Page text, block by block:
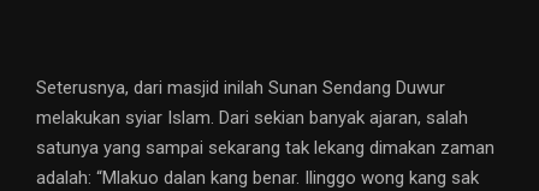
Seterusnya, dari masjid inilah Sunan Sendang Duwur
melakukan syiar Islam. Dari sekian banyak ajaran, salah
satunya yang sampai sekarang tak lekang dimakan zaman
adalah: “Mlakuo dalan kang benar. Ilinggo wong kang sak